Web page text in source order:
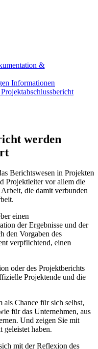
&
Informationen
werden
Berichtswesen in Projekten
Projektleiter vor allem die
die damit verbunden
einen
der Ergebnisse und der
den Vorgaben des
verpflichtend, einen
oder des Projektberichts
Projektende und die
als Chance für sich selbst,
für das Unternehmen, aus
Und zeigen Sie mit
geleistet haben.
mit der Reflexion des